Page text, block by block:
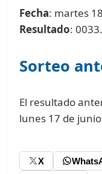
Fecha: martes
Resultado: 0033.
Sorteo
El resultado
lunes 17 de
X